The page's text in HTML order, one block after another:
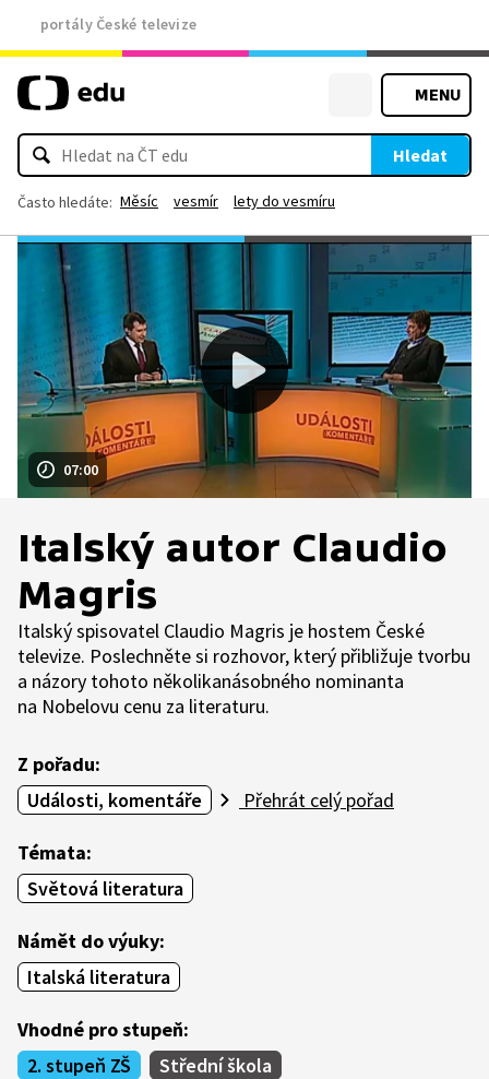
portály České televize
MENU
Hledat
Často hledáte: Měsíc vesmír lety do vesmíru
07:00
Italský autor Claudio
Magris
Italský spisovatel Claudio Magris je hostem České
televize. Poslechněte si rozhovor, který přibližuje tvorbu
a názory tohoto několikanásobného nominanta
na Nobelovu cenu za literaturu.
Z pořadu:
Události, komentáře
Přehrát celý pořad
Témata:
Světová literatura
Námět do výuky:
Italská literatura
Vhodné pro stupeň:
2. stupeň ZŠ
Střední škola